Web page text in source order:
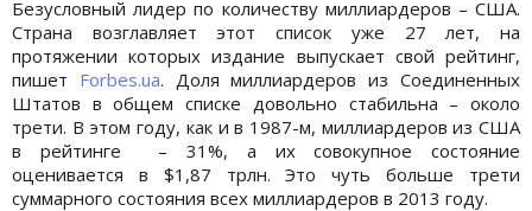
Безусловный лидер по количеству миллиардеров – США.
Страна возглавляет этот список уже 27 лет, на
протяжении которых издание выпускает свой рейтинг,
пишет Forbes.ua. Доля миллиардеров из Соединенных
Штатов в общем списке довольно стабильна – около
трети. В этом году, как и в 1987-м, миллиардеров из США
в рейтинге – 31%, а их совокупное состояние
оценивается в $1,87 трлн. Это чуть больше трети
суммарного состояния всех миллиардеров в 2013 году.